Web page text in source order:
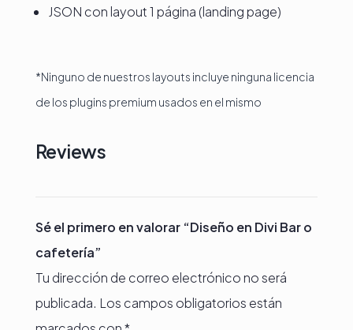
JSON con layout 1 página (landing page)
*Ninguno de nuestros layouts incluye ninguna licencia
de los plugins premium usados en el mismo
Reviews
Sé el primero en valorar “Diseño en Divi Bar o
cafetería”
Tu dirección de correo electrónico no será
publicada. Los campos obligatorios están